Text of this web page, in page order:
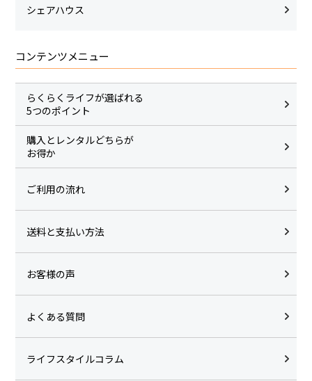
シェアハウス
コンテンツメニュー
らくらくライフが選ばれる
5つのポイント
購入とレンタルどちらが
お得か
ご利用の流れ
送料と支払い方法
お客様の声
よくある質問
ライフスタイルコラム